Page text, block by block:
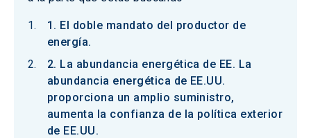
1. El doble mandato del productor de
energía.
2. La abundancia energética de EE. La
abundancia energética de EE.UU.
proporciona un amplio suministro,
aumenta la confianza de la política exterior
de EE.UU.